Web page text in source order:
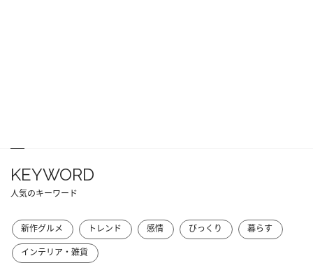
KEYWORD
人気のキーワード
新作グルメ トレンド 感情 びっくり
暮らす
インテリア・雑貨